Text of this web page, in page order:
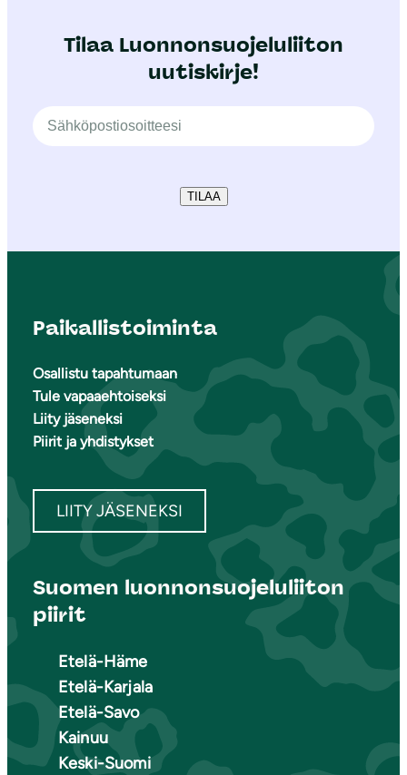
Tilaa Luonnonsuojeluliiton
uutiskirje!
TILAA
Paikallistoiminta
Osallistu tapahtumaan
Tule vapaaehtoiseksi
Liity jäseneksi
Piirit ja yhdistykset
LIITY JÄSENEKSI
Suomen luonnonsuojeluliiton
piirit
Etelä-Häme
Etelä-Karjala
Etelä-Savo
Kainuu
Keski-Suomi